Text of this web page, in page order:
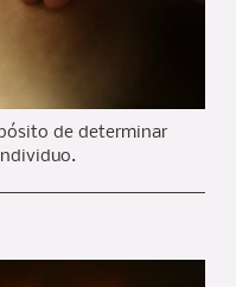
de determinar